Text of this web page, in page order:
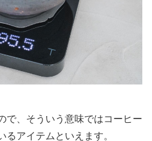
で、そういう意味ではコーヒー
るアイテムといえます。